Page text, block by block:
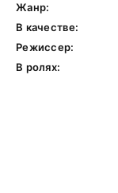
Жанр:
В качестве:
Режиссер:
В ролях: